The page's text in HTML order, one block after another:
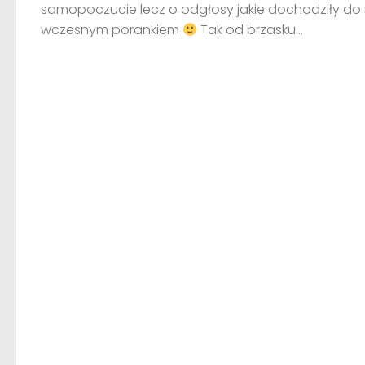
samopoczucie lecz o odgłosy jakie dochodziły do
wczesnym porankiem
Tak od brzasku...